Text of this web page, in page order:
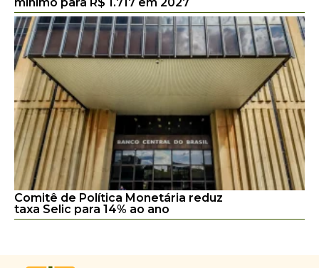
Comitê de Política Monetária reduz
taxa Selic para 14% ao ano